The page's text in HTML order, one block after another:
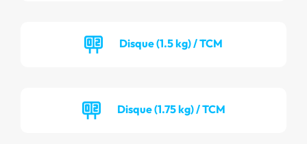
Disque (1.5 kg) / TCM
Disque (1.75 kg) / TCM